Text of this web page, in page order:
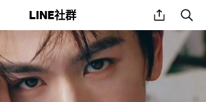
LINE社群 share